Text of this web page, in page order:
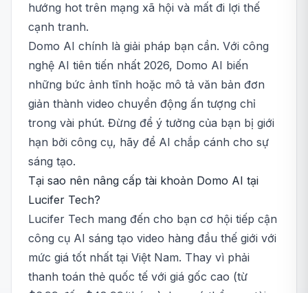
hướng hot trên mạng xã hội và mất đi lợi thế
cạnh tranh.
Domo AI chính là giải pháp bạn cần. Với công
nghệ AI tiên tiến nhất 2026, Domo AI biến
những bức ảnh tĩnh hoặc mô tả văn bản đơn
giản thành video chuyển động ấn tượng chỉ
trong vài phút. Đừng để ý tưởng của bạn bị giới
hạn bởi công cụ, hãy để AI chắp cánh cho sự
sáng tạo.
Tại sao nên nâng cấp tài khoản Domo AI tại
Lucifer Tech?
Lucifer Tech mang đến cho bạn cơ hội tiếp cận
công cụ AI sáng tạo video hàng đầu thế giới với
mức giá tốt nhất tại Việt Nam. Thay vì phải
thanh toán thẻ quốc tế với giá gốc cao (từ